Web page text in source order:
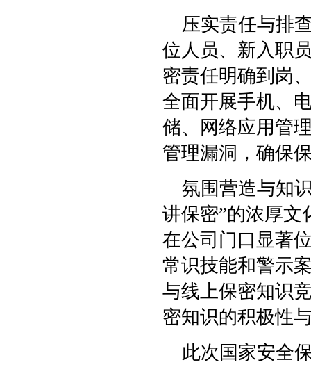
压实责任与排
位人员、新入职
密责任明确到岗
全面开展手机、
储、网络应用管
管理漏洞，确保
氛围营造与知
讲保密”的浓厚文
在公司门口显著
常识技能和警示
与线上保密知识
密知识的积极性
此次国家安全